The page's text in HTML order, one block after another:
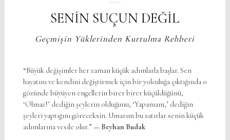
SENİN SUÇUN DEĞİL
Geçmişin Yüklerinden Kurtulma Rehberi
“Büyük değişimler her zaman küçük adımlarla başlar. Sen
hayatını ve kendini değiştirmek için bir yolculuğa çıktığında o
gözünde büyüyen engellerin birer birer küçüldüğünü,
‘Olmaz!’ dediğin şeylerin olduğunu, ‘Yapamam,’ dediğin
şeyleri yaptığını göreceksin. Umarım bu satırlar senin küçük
adımlarına vesile olur.” — Beyhan Budak